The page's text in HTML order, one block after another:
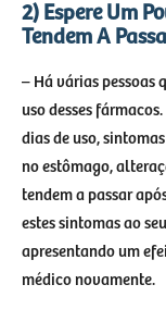
2) Espere Um
Tendem A
– Há várias pessoas
uso desses
dias de uso,
no estômago,
tendem a passar
estes sintomas ao
apresentando um
médico novamente.